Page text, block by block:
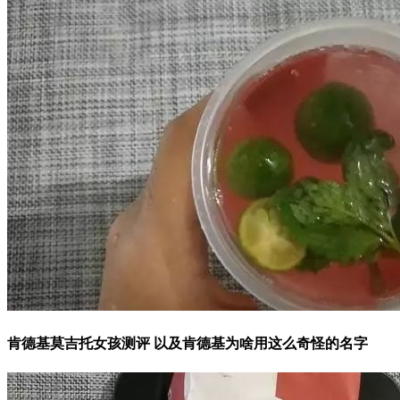
肯德基莫吉托女孩测评 以及肯德基为啥用这么奇怪的名字